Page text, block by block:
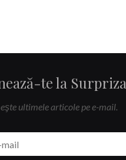
te la Surpriza
ultimele articole pe e-mail.